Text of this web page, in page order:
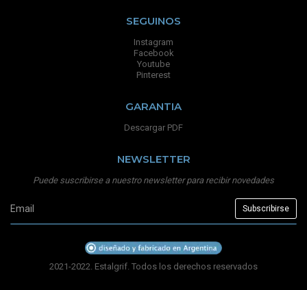
SEGUINOS
Instagram
Facebook
Youtube
Pinterest
GARANTIA
Descargar PDF
NEWSLETTER
Puede suscribirse a nuestro newsletter para recibir novedades
2021-2022. Estalgrif. Todos los derechos reservados